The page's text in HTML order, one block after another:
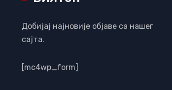
Добијај најновије објаве са нашег
сајта.
[mc4wp_form]